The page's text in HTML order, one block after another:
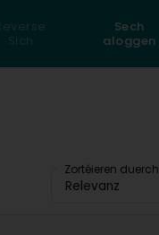
Sich
Sech
aloggen
Zortéieren duerch
Relevanz